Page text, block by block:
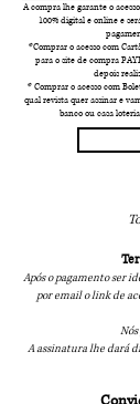
A compra lhe garante o
100% digital e online e
*Comprar o acesso com
para o site de compra
depois
* Comprar o acesso com
qual revista quer assinar e
banco ou casa
Após o pagamento ser
por email o link de
A assinatura lhe dará